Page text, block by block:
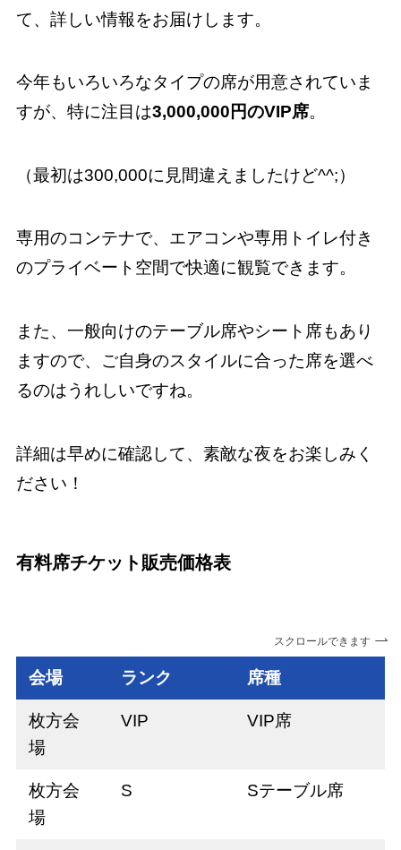
て、詳しい情報をお届けします。
今年もいろいろなタイプの席が用意されていま
すが、特に注目は3,000,000円のVIP席。
（最初は300,000に見間違えましたけど^^;）
専用のコンテナで、エアコンや専用トイレ付き
のプライベート空間で快適に観覧できます。
また、一般向けのテーブル席やシート席もあり
ますので、ご自身のスタイルに合った席を選べ
るのはうれしいですね。
詳細は早めに確認して、素敵な夜をお楽しみく
ださい！
有料席チケット販売価格表
スクロールできます
会場 ランク 席種
枚方会
場
VIP VIP席
枚方会
場
S Sテーブル席